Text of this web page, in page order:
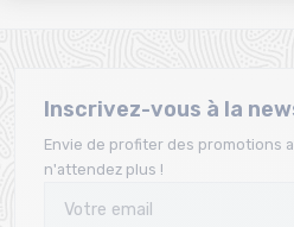
Inscrivez-vous à la
Envie de profiter des promotions
n'attendez plus !